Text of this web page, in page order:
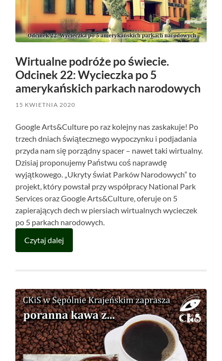
Wirtualne podróże po świecie.
Odcinek 22: Wycieczka po 5
amerykańskich parkach narodowych
15 KWIETNIA 2020
Google Arts&Culture po raz kolejny nas zaskakuje! Po
trzech dniach świątecznego wypoczynku i podjadania
przyda nam się porządny spacer – nawet taki wirtualny.
Dzisiaj proponujemy Państwu coś naprawdę
wyjątkowego. „Ukryty świat Parków Narodowych” to
projekt, który powstał przy współpracy National Park
Services oraz Google Arts&Culture, oferuje on 5
zapierających dech w piersiach wirtualnych wycieczek
po 5 parkach narodowych.
Czytaj dalej